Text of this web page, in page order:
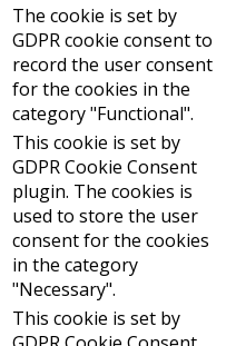
The cookie is set by
GDPR cookie consent to
record the user consent
for the cookies in the
category "Functional".
This cookie is set by
GDPR Cookie Consent
plugin. The cookies is
used to store the user
consent for the cookies
in the category
"Necessary".
This cookie is set by